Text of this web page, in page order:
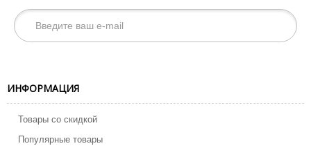
ИНФОРМАЦИЯ
Товары со скидкой
Популярные товары